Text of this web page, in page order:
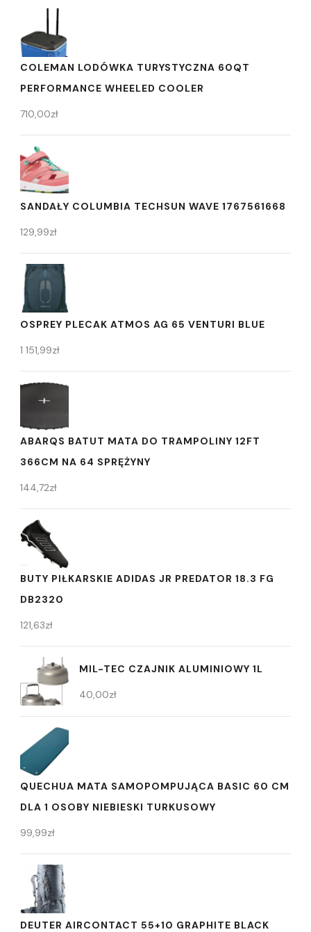
COLEMAN LODÓWKA TURYSTYCZNA 60QT
PERFORMANCE WHEELED COOLER
710,00zł
SANDAŁY COLUMBIA TECHSUN WAVE 1767561668
129,99zł
OSPREY PLECAK ATMOS AG 65 VENTURI BLUE
1 151,99zł
ABARQS BATUT MATA DO TRAMPOLINY 12FT
366CM NA 64 SPRĘŻYNY
144,72zł
BUTY PIŁKARSKIE ADIDAS JR PREDATOR 18.3 FG
DB2320
121,63zł
MIL-TEC CZAJNIK ALUMINIOWY 1L
40,00zł
QUECHUA MATA SAMOPOMPUJĄCA BASIC 60 CM
DLA 1 OSOBY NIEBIESKI TURKUSOWY
99,99zł
DEUTER AIRCONTACT 55+10 GRAPHITE BLACK